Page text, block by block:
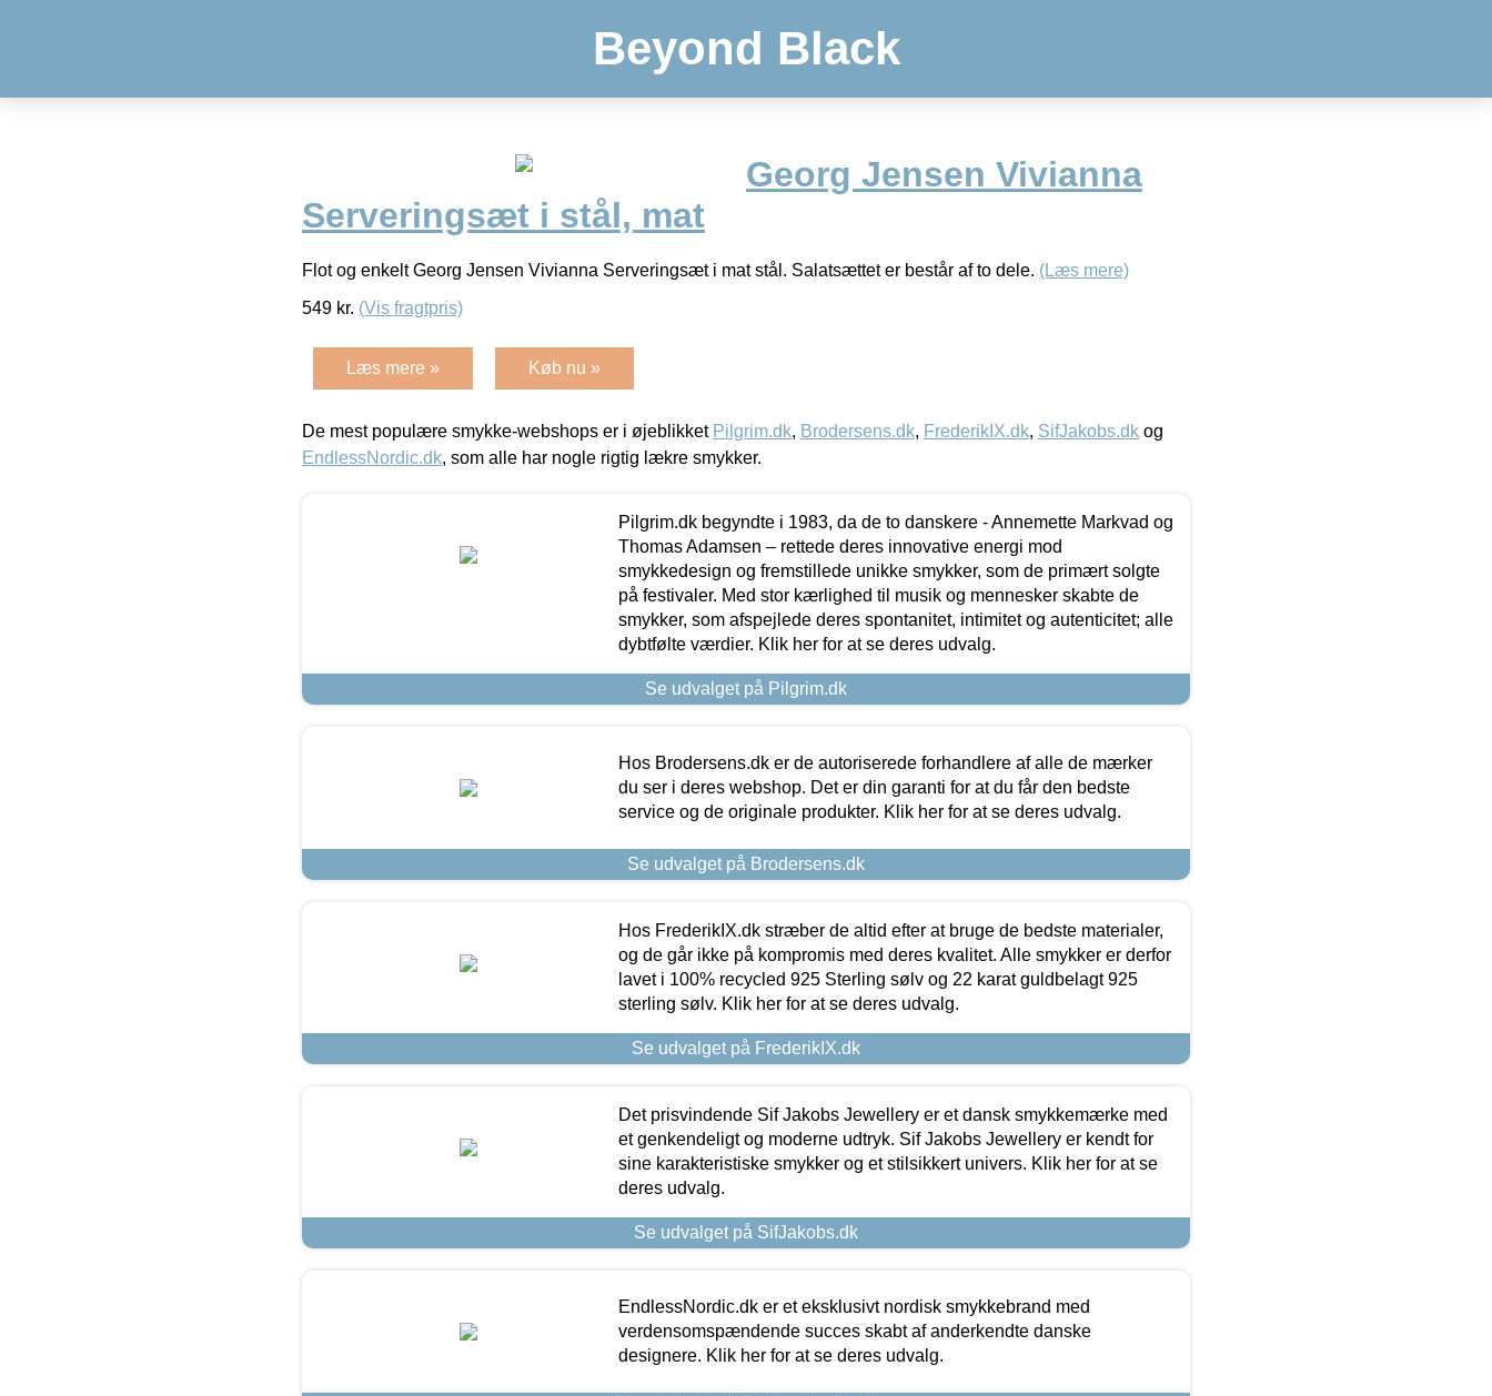
Beyond Black
Georg Jensen Vivianna
Serveringsæt i stål, mat
Flot og enkelt Georg Jensen Vivianna Serveringsæt i mat stål. Salatsættet er består af to dele. (Læs mere)
549 kr. (Vis fragtpris)
Læs mere » Køb nu »
De mest populære smykke-webshops er i øjeblikket Pilgrim.dk, Brodersens.dk, FrederikIX.dk, SifJakobs.dk og
EndlessNordic.dk, som alle har nogle rigtig lækre smykker.
Pilgrim.dk begyndte i 1983, da de to danskere - Annemette Markvad og
Thomas Adamsen – rettede deres innovative energi mod
smykkedesign og fremstillede unikke smykker, som de primært solgte
på festivaler. Med stor kærlighed til musik og mennesker skabte de
smykker, som afspejlede deres spontanitet, intimitet og autenticitet; alle
dybtfølte værdier. Klik her for at se deres udvalg.
Se udvalget på Pilgrim.dk
Hos Brodersens.dk er de autoriserede forhandlere af alle de mærker
du ser i deres webshop. Det er din garanti for at du får den bedste
service og de originale produkter. Klik her for at se deres udvalg.
Se udvalget på Brodersens.dk
Hos FrederikIX.dk stræber de altid efter at bruge de bedste materialer,
og de går ikke på kompromis med deres kvalitet. Alle smykker er derfor
lavet i 100% recycled 925 Sterling sølv og 22 karat guldbelagt 925
sterling sølv. Klik her for at se deres udvalg.
Se udvalget på FrederikIX.dk
Det prisvindende Sif Jakobs Jewellery er et dansk smykkemærke med
et genkendeligt og moderne udtryk. Sif Jakobs Jewellery er kendt for
sine karakteristiske smykker og et stilsikkert univers. Klik her for at se
deres udvalg.
Se udvalget på SifJakobs.dk
EndlessNordic.dk er et eksklusivt nordisk smykkebrand med
verdensomspændende succes skabt af anderkendte danske
designere. Klik her for at se deres udvalg.